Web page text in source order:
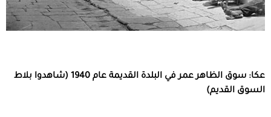
عكا: سوق الظاهر عمر في البلدة القديمة عام 1940 (شاهدوا بلاط
السوق القديم)